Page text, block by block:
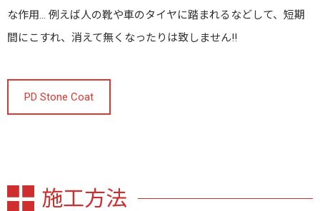
な作用… 例えば人の靴や車のタイヤに踏まれるなどして、短期
間にこすれ、消えて無くなったりは致しません!!
PD Stone Coat
施工方法